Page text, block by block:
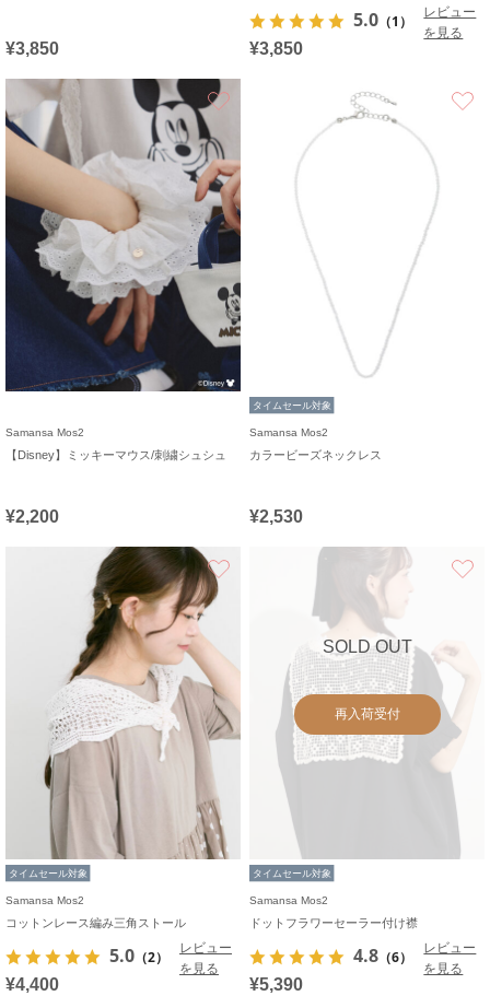
¥3,850
5.0 （1）
レビュー
を見る
¥3,850
Samansa Mos2
【Disney】ミッキーマウス/刺繍シュシュ
¥2,200
タイムセール対象
Samansa Mos2
カラービーズネックレス
¥2,530
タイムセール対象
Samansa Mos2
コットンレース編み三角ストール
5.0 （2）
レビュー
を見る
¥4,400
SOLD OUT
再入荷受付
タイムセール対象
Samansa Mos2
ドットフラワーセーラー付け襟
4.8 （6）
レビュー
を見る
¥5,390